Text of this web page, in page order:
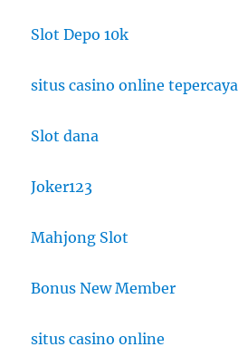
Slot Depo 10k
situs casino online tepercaya
Slot dana
Joker123
Mahjong Slot
Bonus New Member
situs casino online